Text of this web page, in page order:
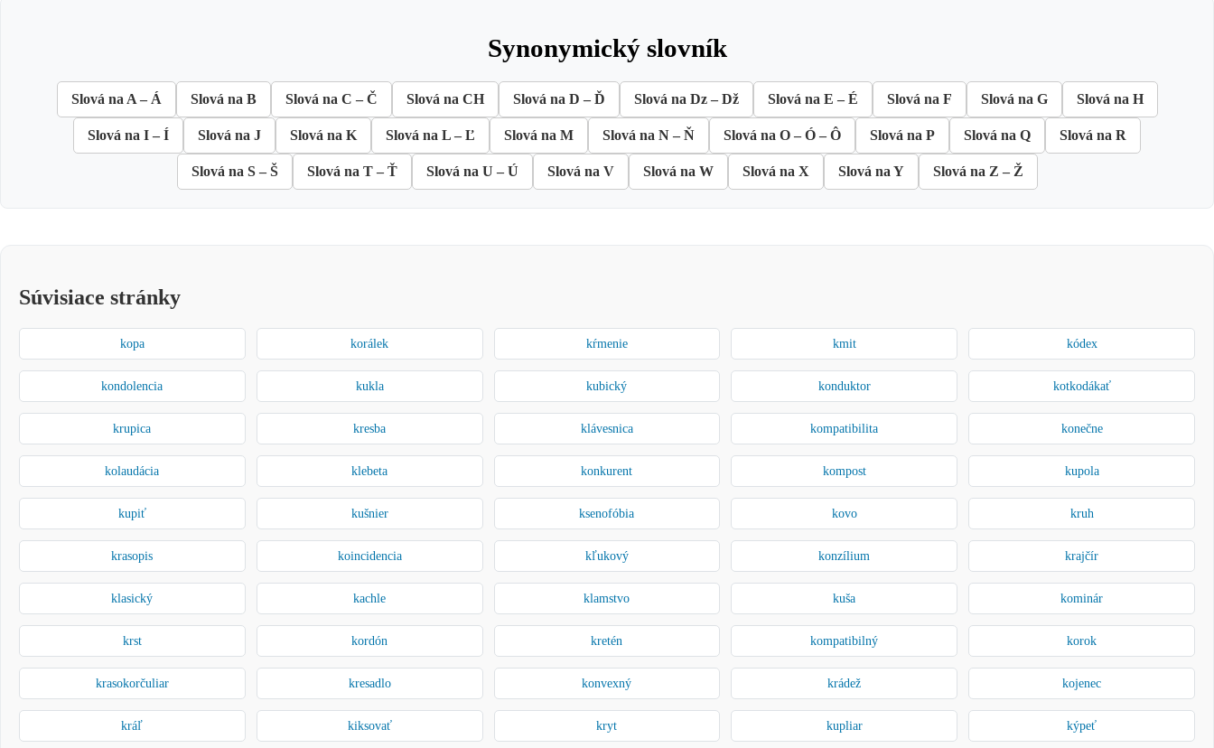
synonymický slovník
Slová na A – Á Slová na B Slová na C – Č Slová na CH Slová na D – Ď Slová na Dz – Dž Slová na E – É Slová na F Slová na G Slová na H
Slová na I – Í Slová na J Slová na K Slová na L – Ľ Slová na M Slová na N – Ň Slová na O – Ó – Ô Slová na P Slová na Q Slová na R
Slová na S – Š Slová na T – Ť Slová na U – Ú Slová na V Slová na W Slová na X Slová na Y Slová na Z – Ž
Súvisiace stránky
kopa korálek kŕmenie kmit kódex
kondolencia kukla kubický konduktor kotkodákať
krupica kresba klávesnica kompatibilita konečne
kolaudácia klebeta konkurent kompost kupola
kupiť kušnier ksenofóbia kovo kruh
krasopis koincidencia kľukový konzílium krajčír
klasický kachle klamstvo kuša kominár
krst kordón kretén kompatibilný korok
krasokorčuliar kresadlo konvexný krádež kojenec
kráľ kiksovať kryt kupliar kýpeť